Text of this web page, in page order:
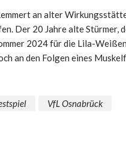
an alter
Der 20 Jahre alte Stürmer,
2024 für die Lila-
an den Folgen eines
VfL Osnabrück